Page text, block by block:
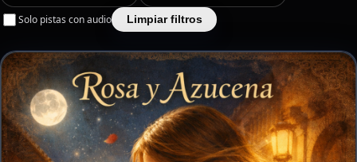
Solo pistas con audio Limpiar filtros